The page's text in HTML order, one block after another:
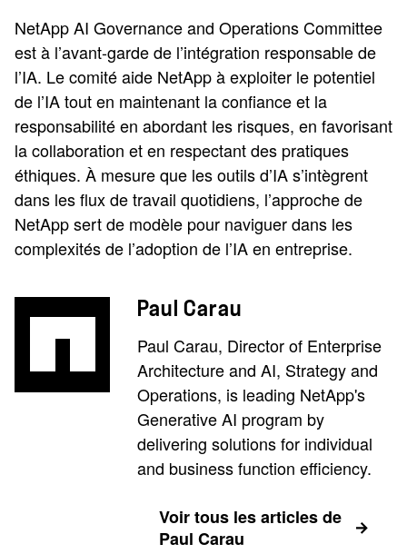
NetApp AI Governance and Operations Committee
est à l’avant-garde de l’intégration responsable de
l’IA. Le comité aide NetApp à exploiter le potentiel
de l’IA tout en maintenant la confiance et la
responsabilité en abordant les risques, en favorisant
la collaboration et en respectant des pratiques
éthiques. À mesure que les outils d’IA s’intègrent
dans les flux de travail quotidiens, l’approche de
NetApp sert de modèle pour naviguer dans les
complexités de l’adoption de l’IA en entreprise.
Paul Carau
Paul Carau, Director of Enterprise
Architecture and AI, Strategy and
Operations, is leading NetApp's
Generative AI program by
delivering solutions for individual
and business function efficiency.
Voir tous les articles de
Paul Carau